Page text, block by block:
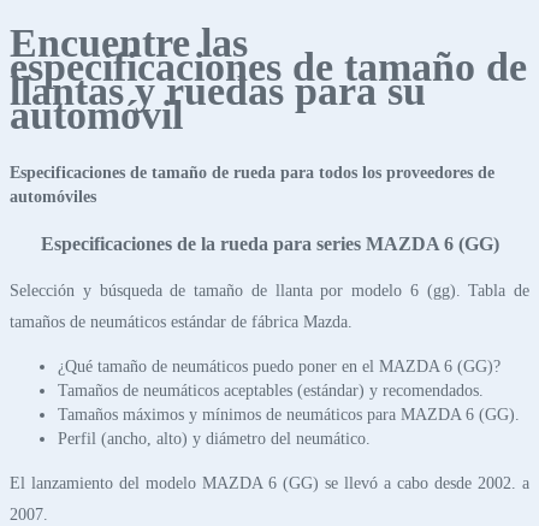
Encuentre las
especificaciones de tamaño de
llantas y ruedas para su
automóvil
Especificaciones de tamaño de rueda para todos los proveedores de
automóviles
Especificaciones de la rueda para series MAZDA 6 (GG)
Selección y búsqueda de tamaño de llanta por modelo 6 (gg). Tabla de
tamaños de neumáticos estándar de fábrica Mazda.
¿Qué tamaño de neumáticos puedo poner en el MAZDA 6 (GG)?
Tamaños de neumáticos aceptables (estándar) y recomendados.
Tamaños máximos y mínimos de neumáticos para MAZDA 6 (GG).
Perfil (ancho, alto) y diámetro del neumático.
El lanzamiento del modelo MAZDA 6 (GG) se llevó a cabo desde 2002. a
2007.